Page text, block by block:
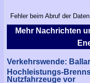
Mehr Nachrichten
Verkehrswende:
Hochleistungs-
Nutzfahrzeuge vor
Fehler beim Abruf der Daten